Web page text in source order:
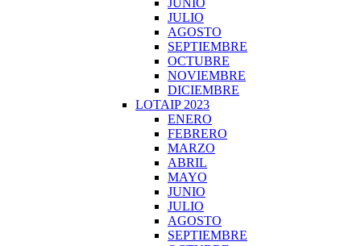
JUNIO
JULIO
AGOSTO
SEPTIEMBRE
OCTUBRE
NOVIEMBRE
DICIEMBRE
LOTAIP 2023
ENERO
FEBRERO
MARZO
ABRIL
MAYO
JUNIO
JULIO
AGOSTO
SEPTIEMBRE